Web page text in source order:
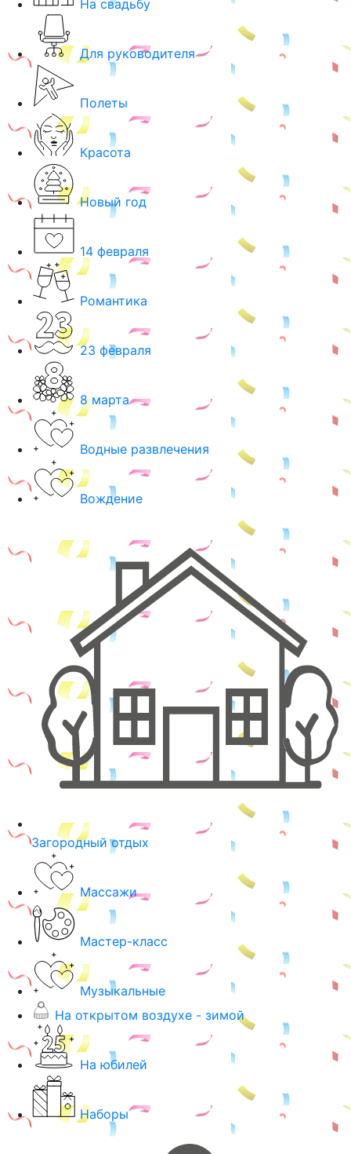
На свадьбу
Для руководителя
Полеты
Красота
Новый год
14 февраля
Романтика
23 февраля
8 марта
Водные развлечения
Вождение
Загородный отдых
Массажи
Мастер-класс
Музыкальные
На открытом воздухе - зимой
На юбилей
Наборы